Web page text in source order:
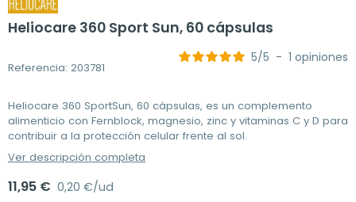
Heliocare 360 Sport Sun, 60 cápsulas
Referencia: 203781
5/5 - 1 opiniones
Heliocare 360 SportSun, 60 cápsulas, es un complemento
alimenticio con Fernblock, magnesio, zinc y vitaminas C y D para
contribuir a la protección celular frente al sol.
Ver descripción completa
11,95 € 0,20 €/ud